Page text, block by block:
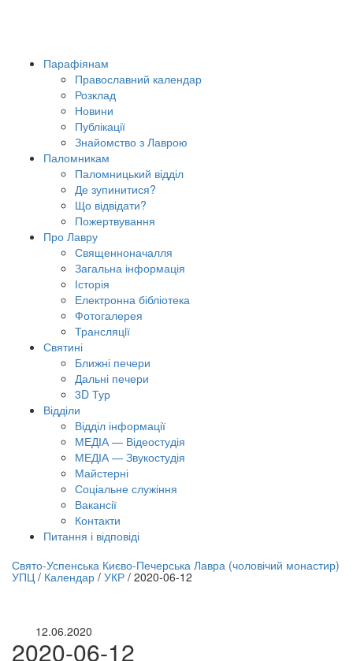
Парафіянам
Православний календар
Розклад
Новини
Публікації
Знайомство з Лаврою
Паломникам
Паломницький відділ
Де зупинитися?
Що відвідати?
Пожертвування
Про Лавру
Священноначалля
Загальна інформація
Історія
Електронна бібліотека
Фотогалерея
Трансляцiї
Святині
Ближні печери
Дальні печери
3D Тур
Відділи
Відділ інформації
МЕДІА — Відеостудія
МЕДІА — Звукостудія
Майстерні
Соціальне служіння
Вакансії
Контакти
Питання і відповіді
трансляція |
12 вересня
Свято-Успенська Києво-Печерська Лавра (чоловічий монастир)
УПЦ / Календар / УКР / 2020-06-12
12.06.2020
2020-06-12